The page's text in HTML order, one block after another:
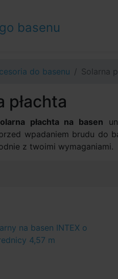
basenu
do basenu Solarna
płachta
płachta na basen
wpadaniem brudu do
z twoimi wymaganiami.
na basen INTEX o
4,57 m